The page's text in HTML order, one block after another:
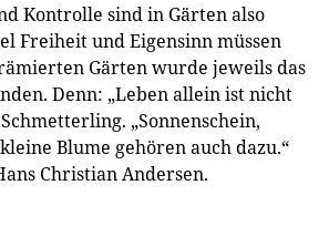
Kontrolle sind in Gärten also
Freiheit und Eigensinn müssen
Gärten wurde jeweils das
Denn: „Leben allein ist nicht
„Sonnenschein,
Blume gehören auch dazu.“
Christian Andersen.